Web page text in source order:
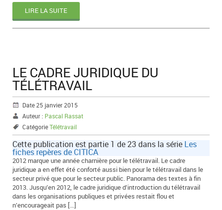
LIRE LA SUITE
LE CADRE JURIDIQUE DU
TÉLÉTRAVAIL
Date 25 janvier 2015
Auteur : Pascal Rassat
CatégorieTélétravail
Cette publication est partie 1 de 23 dans la série Les
fiches repères de CITICA
2012 marque une année charnière pour le télétravail. Le cadre
juridique a en effet été conforté aussi bien pour le télétravail dans le
secteur privé que pour le secteur public. Panorama des textes à fin
2013. Jusqu’en 2012, le cadre juridique d’introduction du télétravail
dans les organisations publiques et privées restait flou et
n’encourageait pas […]